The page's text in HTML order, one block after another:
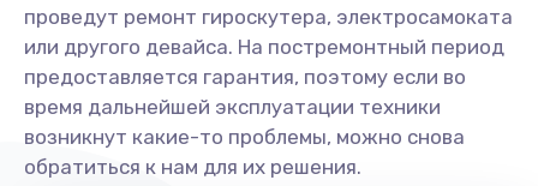
проведут ремонт гироскутера, электросамоката
или другого девайса. На постремонтный период
предоставляется гарантия, поэтому если во
время дальнейшей эксплуатации техники
возникнут какие-то проблемы, можно снова
обратиться к нам для их решения.